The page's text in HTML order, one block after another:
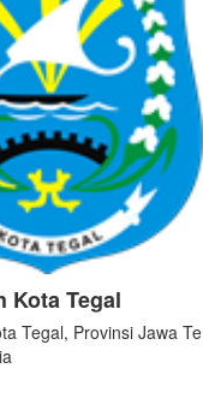
Kota Tegal
Tegal, Provinsi Jawa Te